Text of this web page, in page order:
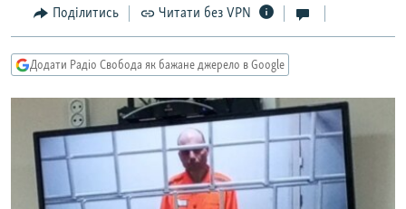
Перейти
до
пошуку
СУСПІЛЬСТВО
УКРАЇНА
СВІТ
ДОНБАС.РЕАЛІЇ
ТИ ЯК?
КИТАЙ.ВИКЛИКИ
МУЛЬТИМЕДІА
Поділитись Читати без VPN
Додати Радіо Свобода як бажане джерело в Google